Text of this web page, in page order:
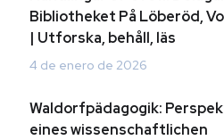
Bibliotheket På Löberöd,
| Utforska, behåll, läs
4 de enero de 2026
Waldorfpädagogik:
eines wissenschaftlichen